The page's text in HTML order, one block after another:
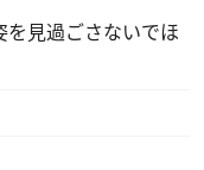
見過ごさないでほ